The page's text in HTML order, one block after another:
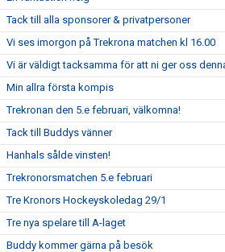
Tack till alla sponsorer & privatpersoner
Vi ses imorgon på Trekrona matchen kl 16.00
Vi är väldigt tacksamma för att ni ger oss
Min allra första kompis
Trekronan den 5.e februari, välkomna!
Tack till Buddys vänner
Hanhals sålde vinsten!
Trekronorsmatchen 5.e februari
Tre Kronors Hockeyskoledag 29/1
Tre nya spelare till A-laget
Buddy kommer gärna på besök